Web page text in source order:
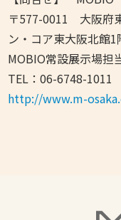
〒577-0011 大阪府
ン・コア東大阪北館1
MOBIO常設展示場担
TEL：06-6748-
http://www.m-